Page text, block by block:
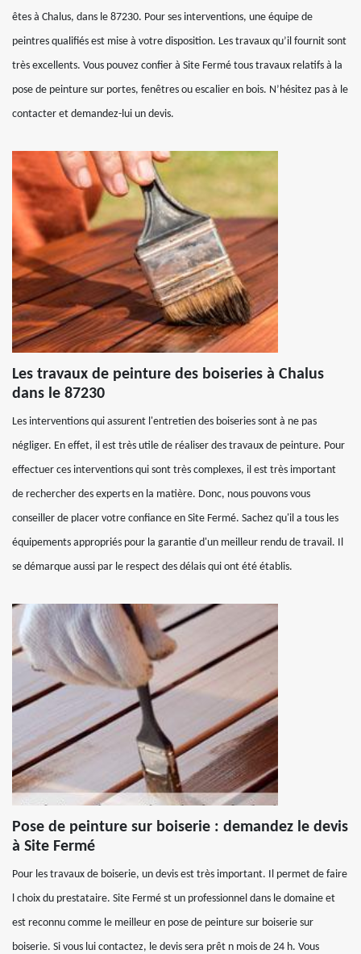
êtes à Chalus, dans le 87230. Pour ses interventions, une équipe de
peintres qualifiés est mise à votre disposition. Les travaux qu’il fournit sont
très excellents. Vous pouvez confier à Site Fermé tous travaux relatifs à la
pose de peinture sur portes, fenêtres ou escalier en bois. N’hésitez pas à le
contacter et demandez-lui un devis.
Les travaux de peinture des boiseries à Chalus
dans le 87230
Les interventions qui assurent l'entretien des boiseries sont à ne pas
négliger. En effet, il est très utile de réaliser des travaux de peinture. Pour
effectuer ces interventions qui sont très complexes, il est très important
de rechercher des experts en la matière. Donc, nous pouvons vous
conseiller de placer votre confiance en Site Fermé. Sachez qu'il a tous les
équipements appropriés pour la garantie d'un meilleur rendu de travail. Il
se démarque aussi par le respect des délais qui ont été établis.
Pose de peinture sur boiserie : demandez le devis
à Site Fermé
Pour les travaux de boiserie, un devis est très important. Il permet de faire
l choix du prestataire. Site Fermé st un professionnel dans le domaine et
est reconnu comme le meilleur en pose de peinture sur boiserie sur
boiserie. Si vous lui contactez, le devis sera prêt n mois de 24 h. Vous